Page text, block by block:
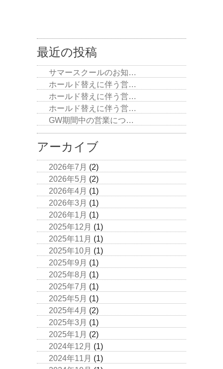
最近の投稿
サマースクールのお知…
ホールド替えに伴う営…
ホールド替えに伴う営…
ホールド替えに伴う営…
GW期間中の営業につ…
アーカイブ
2026年7月 (2)
2026年5月 (2)
2026年4月 (1)
2026年3月 (1)
2026年1月 (1)
2025年12月 (1)
2025年11月 (1)
2025年10月 (1)
2025年9月 (1)
2025年8月 (1)
2025年7月 (1)
2025年5月 (1)
2025年4月 (2)
2025年3月 (1)
2025年1月 (2)
2024年12月 (1)
2024年11月 (1)